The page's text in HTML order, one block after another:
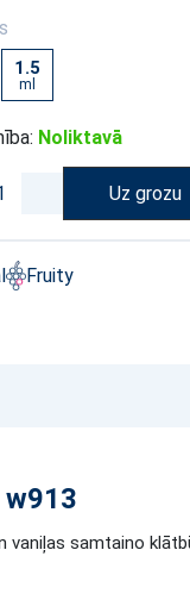
1.5
ml
Noliktavā
Uz grozu
Fruity
vaniļas samtaino